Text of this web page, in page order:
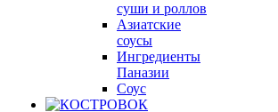
суши и роллов
Азиатские
соусы
Ингредиенты
Паназии
Соус